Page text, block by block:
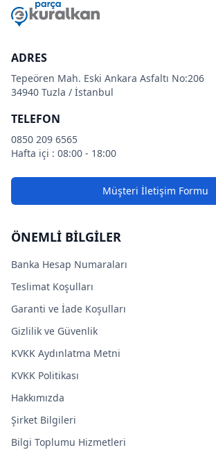
ADRES
Tepeören Mah. Eski Ankara Asfaltı No:206
34940 Tuzla / İstanbul
TELEFON
0850 209 6565
Hafta içi : 08:00 - 18:00
Müşteri İletişim Formu
ÖNEMLİ BİLGİLER
Banka Hesap Numaraları
Teslimat Koşulları
Garanti ve İade Koşulları
Gizlilik ve Güvenlik
KVKK Aydınlatma Metni
KVKK Politikası
Hakkımızda
Şirket Bilgileri
Bilgi Toplumu Hizmetleri